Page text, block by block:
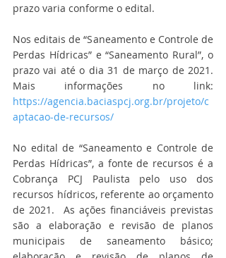
prazo varia conforme o edital.
Nos editais de “Saneamento e Controle de
Perdas Hídricas” e “Saneamento Rural”, o
prazo vai até o dia 31 de março de 2021.
https://agencia.baciaspcj.org.br/projeto/c
aptacao-de-recursos/
No edital de “Saneamento e Controle de
Perdas Hídricas”, a fonte de recursos é a
Cobrança PCJ Paulista pelo uso dos
recursos hídricos, referente ao orçamento
de 2021.  As ações financiáveis previstas
são a elaboração e revisão de planos
municipais de saneamento básico;